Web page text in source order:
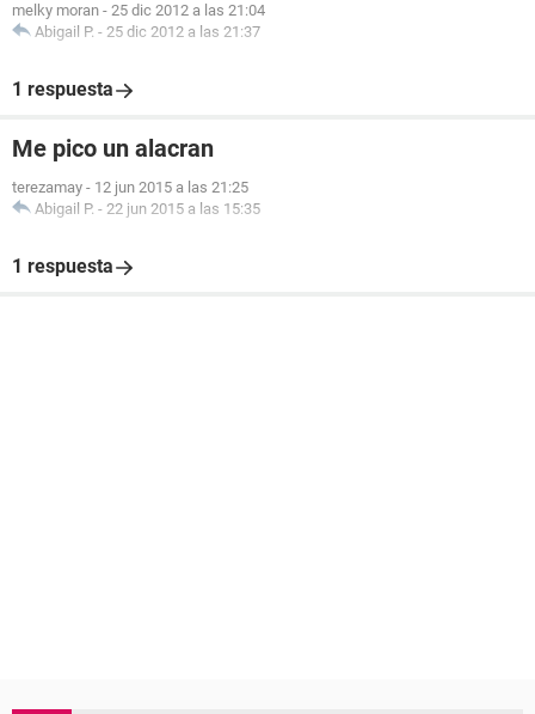
melky moran - 25 dic 2012 a las 21:04
Abigail P. - 25 dic 2012 a las 21:37
1 respuesta
Me pico un alacran
terezamay - 12 jun 2015 a las 21:25
Abigail P. - 22 jun 2015 a las 15:35
1 respuesta